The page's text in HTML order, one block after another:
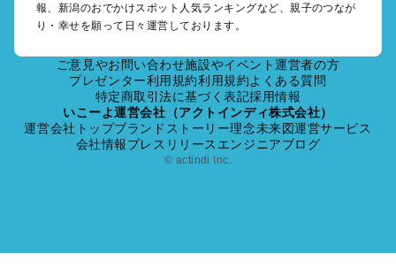
新潟の遊園地
新潟の動物園
新潟のバーベキュー
新潟の釣り
新潟の牧場
報、新潟のおでかけスポット人気ランキングなど、親子のつなが
り・幸せを願って日々運営しております。
ご意見やお問い合わせ施設やイベント運営者の方
プレゼンター利用規約利用規約よくある質問
特定商取引法に基づく表記採用情報
いこーよ運営会社（アクトインディ株式会社）
運営会社トップブランドストーリー理念未来図運営サービス
会社情報プレスリリース エンジニアブログ
© actindi Inc.